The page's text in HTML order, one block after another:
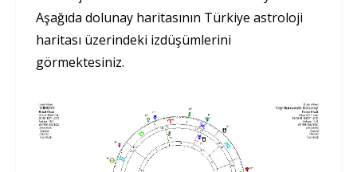
Aşağıda dolunay haritasının Türkiye astroloji
haritası üzerindeki izdüşümlerini
görmektesiniz.